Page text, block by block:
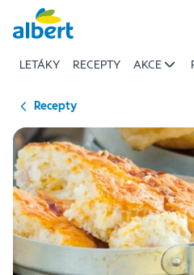
Přeskočit
LETÁKY RECEPTY AKCE
Recepty